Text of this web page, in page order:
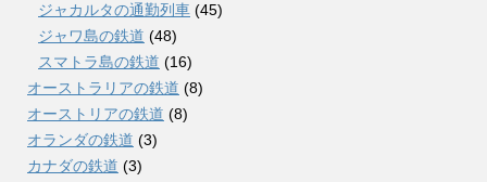
ジャカルタの通勤列車 (45)
ジャワ島の鉄道 (48)
スマトラ島の鉄道 (16)
オーストラリアの鉄道 (8)
オーストリアの鉄道 (8)
オランダの鉄道 (3)
カナダの鉄道 (3)